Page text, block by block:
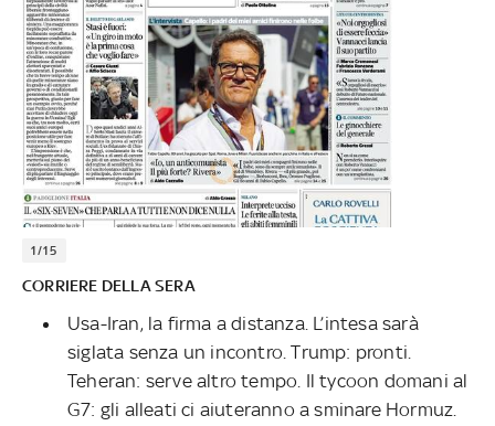
1/15
CORRIERE DELLA SERA
Usa-Iran, la firma a distanza. L’intesa sarà
siglata senza un incontro. Trump: pronti.
Teheran: serve altro tempo. Il tycoon domani al
G7: gli alleati ci aiuteranno a sminare Hormuz.